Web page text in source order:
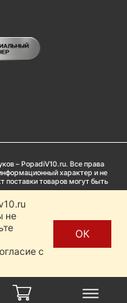
– PopadiV10.ru. Все права
характер и не
поставки товаров могут быть
соглашается с условиями,
Popadiv10 запрещено,
сайта Popadiv10.
не
с
ОК